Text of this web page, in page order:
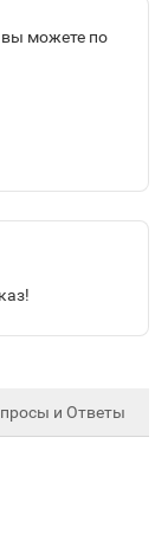
вы можете по
и Ответы